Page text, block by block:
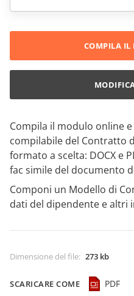
Compila il modulo online
compilabile del Contratto
formato a scelta: DOCX e
fac simile del documento
Componi un Modello di
dati del dipendente e altri
Dimensione del file: 273 kb
SCARICARE COME PDF
COMPILA IL